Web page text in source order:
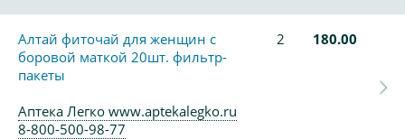
Алтай фиточай для женщин с
боровой маткой 20шт. фильтр-
пакеты
2 180.00
Аптека Легко www.aptekalegko.ru
8-800-500-98-77